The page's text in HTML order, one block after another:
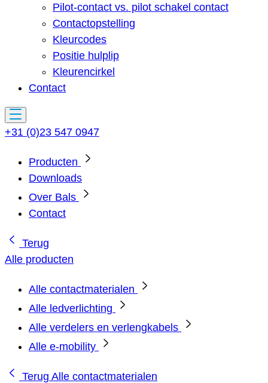
Pilot-contact vs. pilot schakel contact
Contactopstelling
Kleurcodes
Positie hulplip
Kleurencirkel
Contact
+31 (0)23 547 0947
Producten
Downloads
Over Bals
Contact
Terug
Alle producten
Alle contactmaterialen
Alle ledverlichting
Alle verdelers en verlengkabels
Alle e-mobility
Terug Alle contactmaterialen